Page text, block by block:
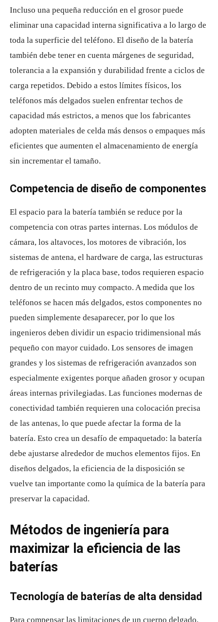
Incluso una pequeña reducción en el grosor puede
eliminar una capacidad interna significativa a lo largo de
toda la superficie del teléfono. El diseño de la batería
también debe tener en cuenta márgenes de seguridad,
tolerancia a la expansión y durabilidad frente a ciclos de
carga repetidos. Debido a estos límites físicos, los
teléfonos más delgados suelen enfrentar techos de
capacidad más estrictos, a menos que los fabricantes
adopten materiales de celda más densos o empaques más
eficientes que aumenten el almacenamiento de energía
sin incrementar el tamaño.
Competencia de diseño de componentes
El espacio para la batería también se reduce por la
competencia con otras partes internas. Los módulos de
cámara, los altavoces, los motores de vibración, los
sistemas de antena, el hardware de carga, las estructuras
de refrigeración y la placa base, todos requieren espacio
dentro de un recinto muy compacto. A medida que los
teléfonos se hacen más delgados, estos componentes no
pueden simplemente desaparecer, por lo que los
ingenieros deben dividir un espacio tridimensional más
pequeño con mayor cuidado. Los sensores de imagen
grandes y los sistemas de refrigeración avanzados son
especialmente exigentes porque añaden grosor y ocupan
áreas internas privilegiadas. Las funciones modernas de
conectividad también requieren una colocación precisa
de las antenas, lo que puede afectar la forma de la
batería. Esto crea un desafío de empaquetado: la batería
debe ajustarse alrededor de muchos elementos fijos. En
diseños delgados, la eficiencia de la disposición se
vuelve tan importante como la química de la batería para
preservar la capacidad.
Métodos de ingeniería para
maximizar la eficiencia de las
baterías
Tecnología de baterías de alta densidad
Para compensar las limitaciones de un cuerpo delgado,